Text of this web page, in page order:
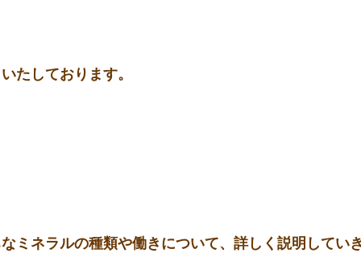
たしております。
ミネラルの種類や働きについて、詳しく説明してい